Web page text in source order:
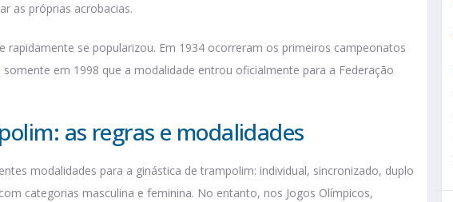
as próprias acrobacias.
rapidamente se popularizou. Em 1934 ocorreram os primeiros campeonatos
em 1998 que a modalidade entrou oficialmente para a Federação
as regras e modalidades
modalidades para a ginástica de trampolim: individual, sincronizado, duplo
categorias masculina e feminina. No entanto, nos Jogos Olímpicos,